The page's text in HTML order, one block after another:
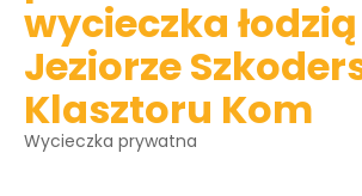
wycieczka
Jeziorze
Klasztoru Kom
Wycieczka prywatna